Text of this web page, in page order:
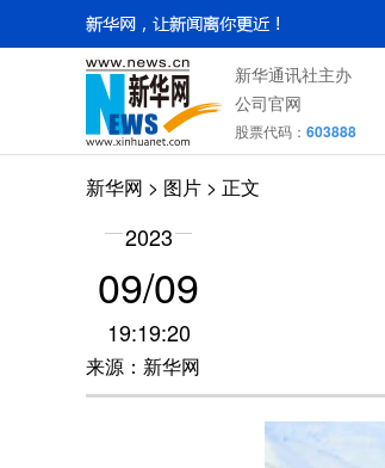
新华通讯社主办
公司官网
股票代码： 603888
新华网 > 图片 > 正文
2023
09/09
19:19:20
来源：新华网